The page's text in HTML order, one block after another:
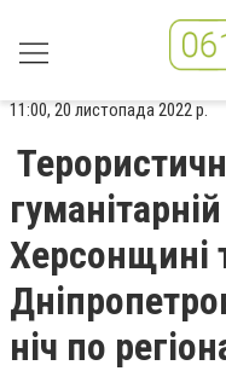
11:00, 20 листопада 2022 р.
Херсонщині
ніч по